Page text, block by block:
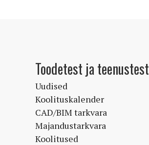
Toodetest ja teenustest
Uudised
Koolituskalender
CAD/BIM tarkvara
Majandustarkvara
Koolitused